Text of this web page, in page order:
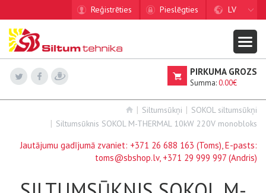
Reģistrēties Pieslēgties LV
PIRKUMA GROZS
Summa:0.00€
Siltumsūkņi
SOKOL siltumsūkņi
Siltumsūknis SOKOL M-THERMAL 10kW 220V monobloks
Jautājumu gadījumā zvaniet: +371 26 688 163 (Toms), E-pasts:
toms@sbshop.lv, +371 29 999 997 (Andris)